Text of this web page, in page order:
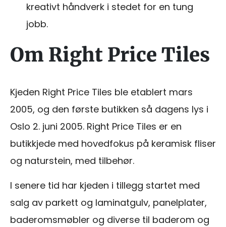
kreativt håndverk i stedet for en tung
jobb.
Om Right Price Tiles
Kjeden Right Price Tiles ble etablert mars
2005, og den første butikken så dagens lys i
Oslo 2. juni 2005. Right Price Tiles er en
butikkjede med hovedfokus på keramisk fliser
og naturstein, med tilbehør.
I senere tid har kjeden i tillegg startet med
salg av parkett og laminatgulv, panelplater,
baderomsmøbler og diverse til baderom og